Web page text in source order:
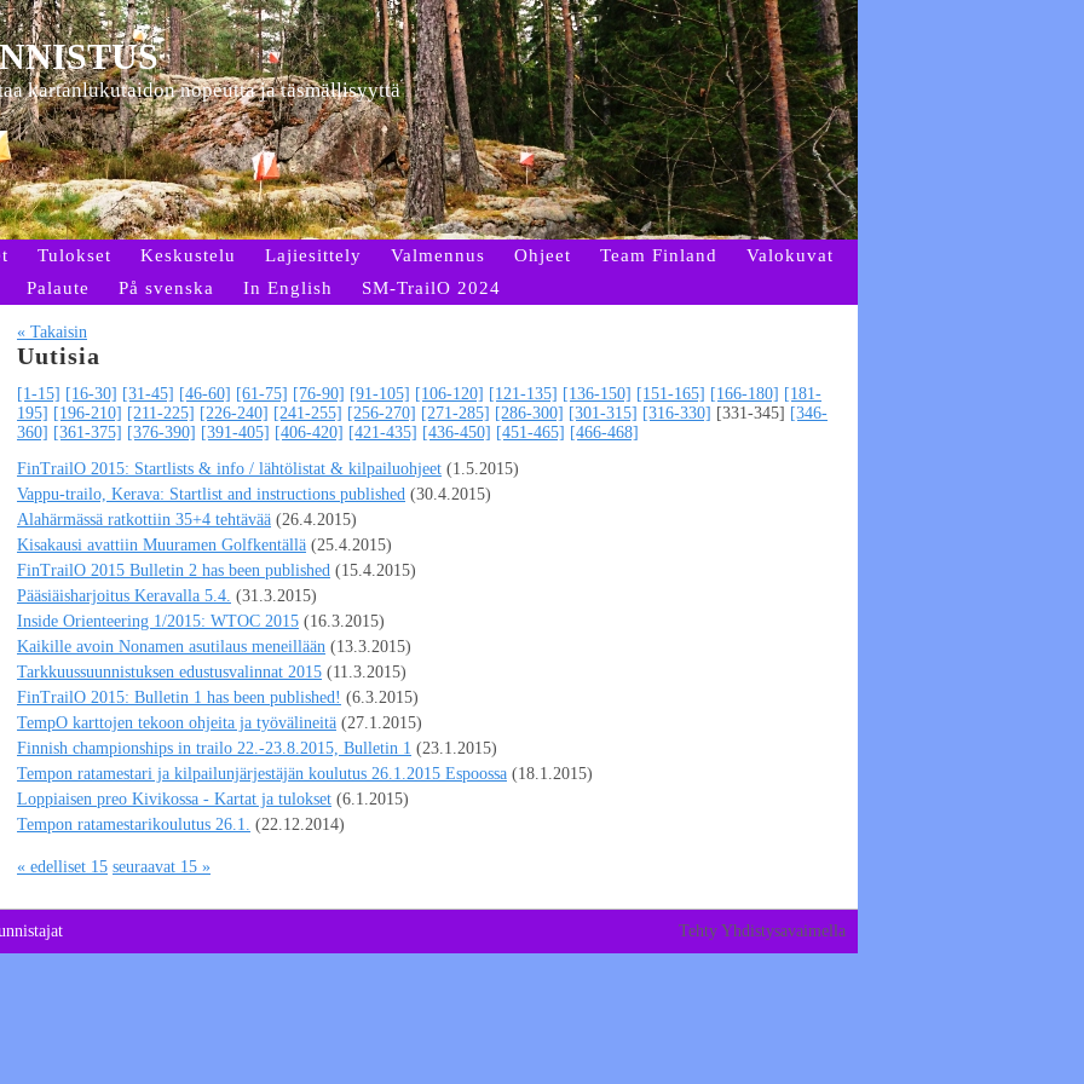
kartanlukutaidon nopeutta ja täsmällisyyttä
Tulokset Keskustelu Lajiesittely Valmennus Ohjeet Team Finland
Valokuvat
Palaute På svenska In English SM-TrailO 2024
« Takaisin
Uutisia
[1-15] [16-30] [31-45] [46-60] [61-75] [76-90] [91-105] [106-120] [121-135] [136-150] [151-165] [166-180] [181-
195] [196-210] [211-225] [226-240] [241-255] [256-270] [271-285] [286-300] [301-315] [316-330] [331-345] [346-
360] [361-375] [376-390] [391-405] [406-420] [421-435] [436-450] [451-465] [466-468]
FinTrailO 2015: Startlists & info / lähtölistat & kilpailuohjeet (1.5.2015)
Vappu-trailo, Kerava: Startlist and instructions published (30.4.2015)
Alahärmässä ratkottiin 35+4 tehtävää (26.4.2015)
Kisakausi avattiin Muuramen Golfkentällä (25.4.2015)
FinTrailO 2015 Bulletin 2 has been published (15.4.2015)
Pääsiäisharjoitus Keravalla 5.4. (31.3.2015)
Inside Orienteering 1/2015: WTOC 2015 (16.3.2015)
Kaikille avoin Nonamen asutilaus meneillään (13.3.2015)
Tarkkuussuunnistuksen edustusvalinnat 2015 (11.3.2015)
FinTrailO 2015: Bulletin 1 has been published! (6.3.2015)
TempO karttojen tekoon ohjeita ja työvälineitä (27.1.2015)
Finnish championships in trailo 22.-23.8.2015, Bulletin 1 (23.1.2015)
Tempon ratamestari ja kilpailunjärjestäjän koulutus 26.1.2015 Espoossa (18.1.2015)
Loppiaisen preo Kivikossa - Kartat ja tulokset (6.1.2015)
Tempon ratamestarikoulutus 26.1. (22.12.2014)
« edelliset 15 seuraavat 15 »
Tehty Yhdistysavaimella